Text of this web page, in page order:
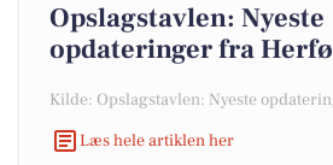
Opslagstavlen: Nyeste
opdateringer fra
Kilde: Opslagstavlen: Nyeste
Læs hele artiklen her